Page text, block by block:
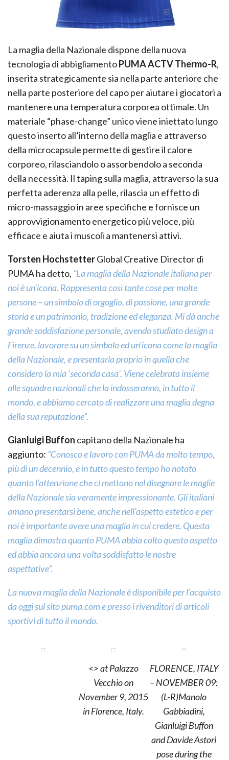
La maglia della Nazionale dispone della nuova
tecnologia di abbigliamentoPUMA ACTV Thermo-R,
inserita strategicamente sia nella parte anteriore che
nella parte posteriore del capo per aiutare i giocatori a
mantenere una temperatura corporea ottimale. Un
materiale “phase-change” unico viene iniettato lungo
questo inserto all’interno della maglia e attraverso
della microcapsule permette di gestire il calore
corporeo, rilasciandolo o assorbendolo a seconda
della necessità. Il taping sulla maglia, attraverso la sua
perfetta aderenza alla pelle, rilascia un effetto di
micro-massaggio in aree specifiche e fornisce un
approvvigionamento energetico più veloce, più
efficace e aiuta i muscoli a mantenersi attivi.
Torsten HochstetterGlobal Creative Director di
PUMA ha detto, “La maglia della Nazionale italiana per
noi è un’icona. Rappresenta così tante cose per molte
persone – un simbolo di orgoglio, di passione, una grande
storia e un patrimonio, tradizione ed eleganza. Mi dà anche
grande soddisfazione personale, avendo studiato design a
Firenze, lavorare su un simbolo ed un’icona come la maglia
della Nazionale, e presentarla proprio in quella che
considero la mia ‘seconda casa’. Viene celebrata insieme
alle squadre nazionali che la indosseranno, in tutto il
mondo, e abbiamo cercato di realizzare una maglia degna
della sua reputazione”.
Gianluigi Buffon capitano della Nazionale ha
aggiunto: “Conosco e lavoro con PUMA da molto tempo,
più di un decennio, e in tutto questo tempo ho notato
quanto l’attenzione che ci mettono nel disegnare le maglie
della Nazionale sia veramente impressionante. Gli italiani
amano presentarsi bene, anche nell’aspetto estetico e per
noi è importante avere una maglia in cui credere. Questa
maglia dimostra quanto PUMA abbia colto questo aspetto
ed abbia ancora una volta soddisfatto le nostre
aspettative”.
La nuova maglia della Nazionale è disponibile per l’acquisto
da oggi sul sitopuma.come presso i rivenditori di articoli
sportivi di tutto il mondo.
<> at Palazzo
Vecchio on
November 9, 2015
in Florence, Italy.
FLORENCE, ITALY
– NOVEMBER 09:
(L-R)Manolo
Gabbiadini,
Gianluigi Buffon
and Davide Astori
pose during the